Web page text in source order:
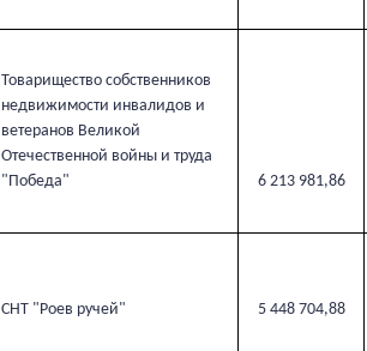
Товарищество собственников
недвижимости инвалидов и
ветеранов Великой
Отечественной войны и труда
"Победа"
6 213 981,86
СНТ "Роев ручей" 5 448 704,88